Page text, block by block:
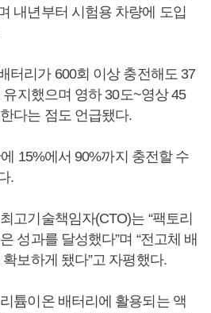
내년부터 시험용 차량에 도입
터리가 600회 이상 충전해도 37
지했으며 영하 30도~영상 45
다는 점도 언급됐다.
15%에서 90%까지 충전할 수
.
고기술책임자(CTO)는 “팩토리
성과를 달성했다”며 “전고체 배
보하게 됐다”고 자평했다.
튬이온 배터리에 활용되는 액